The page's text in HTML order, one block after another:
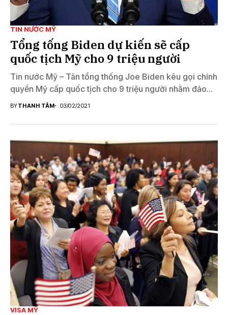
TIN NƯỚC MỸ
Tổng tống Biden dự kiến sẽ cấp
quốc tịch Mỹ cho 9 triệu người
Tin nước Mỹ – Tân tổng thống Joe Biden kêu gọi chính
quyền Mỹ cấp quốc tịch cho 9 triệu người nhằm đảo...
BYTHANH TÂM 03/02/2021
VISA MỸ